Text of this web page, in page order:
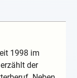
1998 im
der